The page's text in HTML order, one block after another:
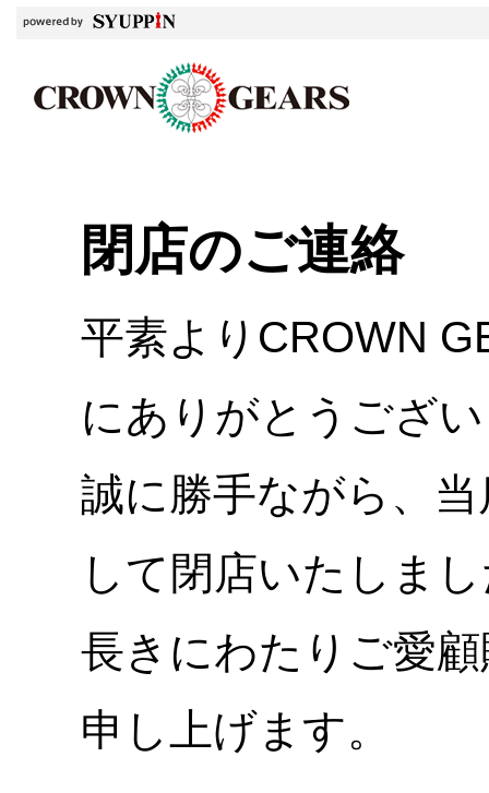
閉店のご連絡
平素よりCROWN
にありがとうござ
誠に勝手ながら、
して閉店いたしま
長きにわたりご愛
申し上げます。